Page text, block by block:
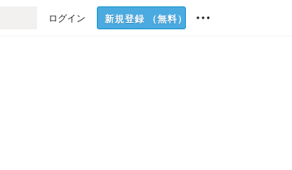
ログイン 新規登録 （無料）